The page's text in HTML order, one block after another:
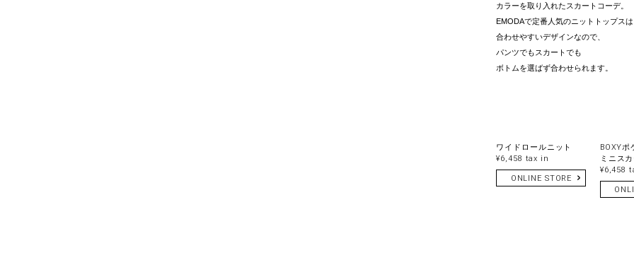
カラーを取り入れたスカートコーデ。
EMODAで定番人気のニットトップスは
合わせやすいデザインなので、
パンツでもスカートでも
ボトムを選ばず合わせられます。
ワイドロールニット
¥6,458 tax in
ONLINE STORE
BOXYポ
ミニス
¥6,458